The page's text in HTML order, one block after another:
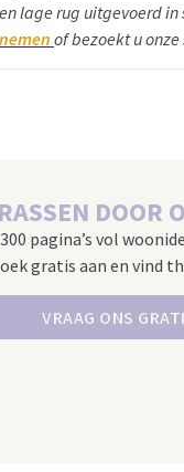
lage rug uitgevoerd in
of bezoekt u
DOOR
pagina’s vol
gratis aan en vind
VRAAG ONS